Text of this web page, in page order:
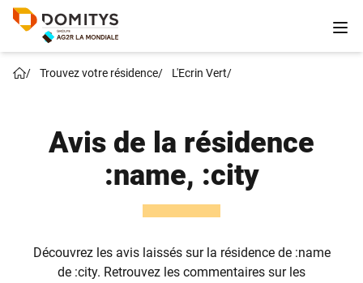
/ Trouvez votre résidence/ L'Ecrin Vert/
Avis de la résidence
:name, :city
Découvrez les avis laissés sur la résidence de :name
de :city. Retrouvez les commentaires sur les